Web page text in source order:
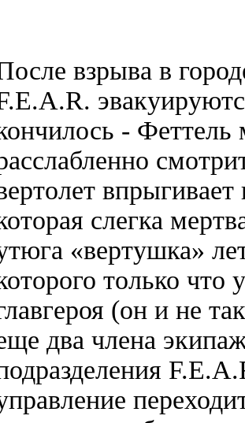
взрыва в
-
слегка
«вертушка»
только
(он и не
два члена